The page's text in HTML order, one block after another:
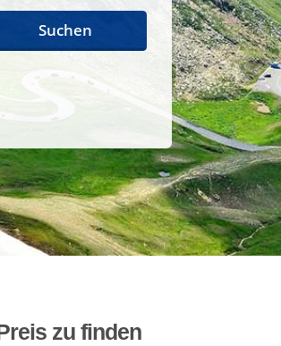
Suchen
zu finden